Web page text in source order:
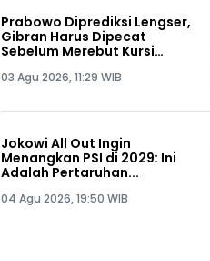
Prabowo Diprediksi Lengser,
Gibran Harus Dipecat
Sebelum Merebut Kursi
03 Agu 2026, 11:29 WIB
Jokowi All Out Ingin
Menangkan PSI di 2029: Ini
Adalah Pertaruhan...
04 Agu 2026, 19:50 WIB